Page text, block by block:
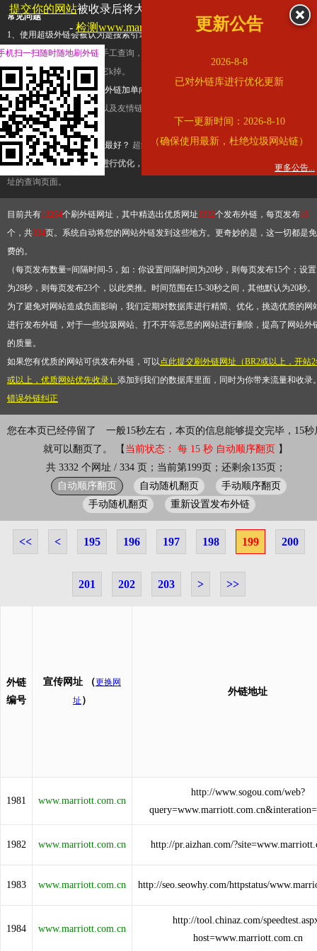
常见问题
1、使用超级外链会被认为是搜索引擎优化作弊吗？ 超级外链只是一个简便而集成
查询工具，模拟的是正常手工查询，不是作弊。如果是作弊，那您可以使用超级外
推广竞争对手的网址，让它k掉。
2、网站优化单纯依靠超级外链加单向链接可行吗？
链，需要结合普通的外链以及友情链接，您可以到站长论坛发布外链，到友情链接
台交换友情链接。
3、如何使用超级外链效果最好？ 超级外链不同于普通的外链，它是动态的链接，
有频繁使用超级外链工具进行优化，才能获得稳定的外链
，最终使搜索引擎收录带
址的查询页面。
目前共有13264个刷外链网址，其中精选出优质网址3332个发布外链，每页发布10
个，共334页。系统自动将您的网站外链发到这些地方。更奇妙的是，这一切都是免
费的。
（每页发布数量=间隔时间-5，如：你设置间隔时间为20秒，则每页发布15个；设置
为28秒，则每页发布23个，以此类推。时间范围在15-30秒之间，其他默认为20秒
为了避免对网站造成负面影响，我们定期对数据库进行精简、优化，挑选优质的网
进行发布外链，对于一些垃圾网站、打不开等恶意的网站进行删除，提高了网站外
的质量。
如果您有优质的网站可供发布外链，可以点此提交刷外链网址（BR2或以上，开站
或以上，优质网站优先收录） 添加到我们的数据库里面，同时为你带来流量和收录
错误外链纠正
您在本页已经停留了
一般15秒左右，本页的信息能够提交完毕，15秒
就可以翻页了。 【 当前状态： 每 15 秒 自动顺序翻页 】
共 3332 个网址 / 334 页；当前第199页；还剩余135页；
自动顺序翻页 自动随机翻页
手动顺序翻页
手动随机翻页
重新设置发布外链
<< < 195 196 197 198 199 200
201 202 203 > >>
外链
编号
宣传网址 （更换网
址 ）
外链地址
1981 www.marriott.com.cn
http://www.sogou.com/web?
1982 www.marriott.com.cn http://pr.aizhan.com/
1983 www.marriott.com.cn http://seo.seowhy.com/httpstatus/
1984 www.marriott.com.cn
http://tool.chinaz.com/
host=www.marriott.com.cn
提交你的网站被收录后将大幅提升流量和外链，
查看展示页面
- 检测www.marriott.com.cn是否收录
更新公告
2026-8-8
已对外链库进行优化更新
下一更新时间：2026-8-10
（确保使用最新，杜绝垃圾网站链）
更多公告...
机扫一扫随时随地刷外链